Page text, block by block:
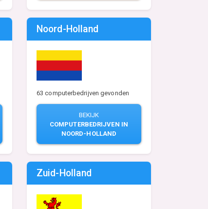
Noord-Holland
63 computerbedrijven gevonden
BEKIJK
COMPUTERBEDRIJVEN IN
NOORD-HOLLAND
Zuid-Holland